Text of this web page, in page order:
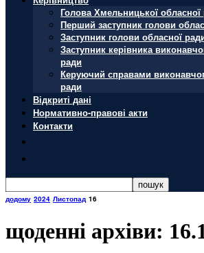
Голова Хмельницької обласної
Перший заступник голови
Заступник голови обласної
Заступник керівника
ради
Керуючий справами
ради
Відкриті дані
Нормативно-правові акти
Контакти
додому 2024 Листопад 16
щоденні архіви: